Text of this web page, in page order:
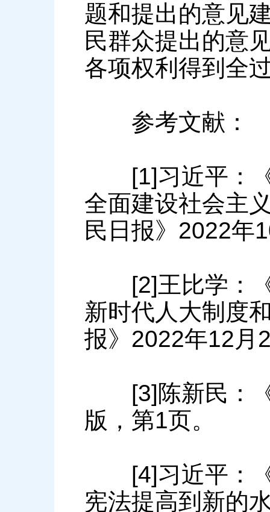
题和提出的意见
民群众提出的意
各项权利得到全
参考文献：
[1]习近平：《
全面建设社会主
民日报》2022年
[2]王比学：《
新时代人大制度
报》2022年12月
[3]陈新民：《
版，第1页。
[4]习近平：《
宪法提高到新的